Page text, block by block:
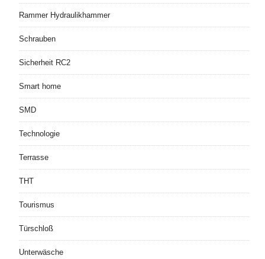
Rammer Hydraulikhammer
Schrauben
Sicherheit RC2
Smart home
SMD
Technologie
Terrasse
THT
Tourismus
Türschloß
Unterwäsche